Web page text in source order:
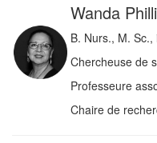
Wanda
B. Nurs., M.
Chercheuse de
Professeure
Chaire de